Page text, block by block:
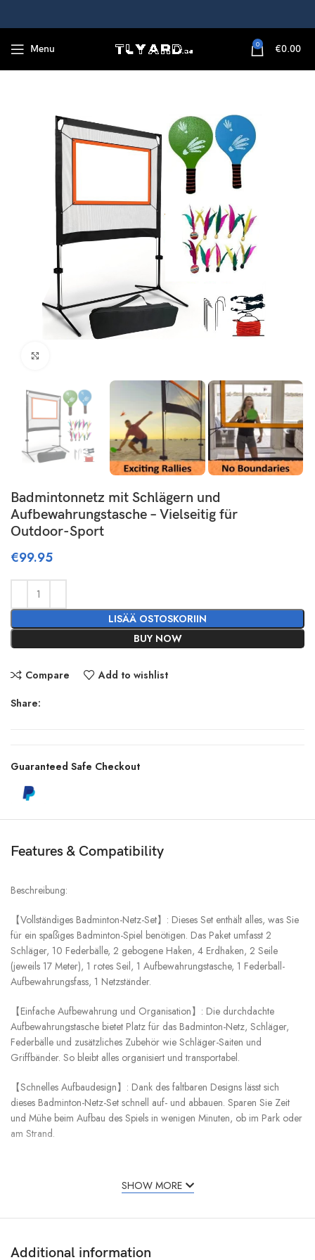
Menu 0 €0.00
Badmintonnetz mit Schlägern und
Aufbewahrungstasche – Vielseitig für
Outdoor-Sport
€99.95
LISÄÄ OSTOSKORIIN
BUY NOW
Compare Add to wishlist
Share:
Guaranteed Safe Checkout
Features & Compatibility
Beschreibung:
【Vollständiges Badminton-Netz-Set】: Dieses Set enthält alles, was Sie
für ein spaßiges Badminton-Spiel benötigen. Das Paket umfasst 2
Schläger, 10 Federbälle, 2 gebogene Haken, 4 Erdhaken, 2 Seile
(jeweils 17 Meter), 1 rotes Seil, 1 Aufbewahrungstasche, 1 Federball-
Aufbewahrungsfass, 1 Netzständer.
【Einfache Aufbewahrung und Organisation】: Die durchdachte
Aufbewahrungstasche bietet Platz für das Badminton-Netz, Schläger,
Federbälle und zusätzliches Zubehör wie Schläger-Saiten und
Griffbänder. So bleibt alles organisiert und transportabel.
【Schnelles Aufbaudesign】: Dank des faltbaren Designs lässt sich
dieses Badminton-Netz-Set schnell auf- und abbauen. Sparen Sie Zeit
und Mühe beim Aufbau des Spiels in wenigen Minuten, ob im Park oder
am Strand.
konzipiert, dass es verschiedenen Außenumgebungen und
Wetterbedingungen standhält. Es eignet sich hervorragend für Parks,
【Materialien & Abmessungen】: Aus PU-Polyurethan-Material für
SHOW MORE
Additional information